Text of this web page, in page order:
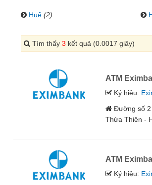
Huế (2)
Tìm thấy 3 kết quả (0.0017 giây)
ATM
Ký hiệu:
Đường số 2
Thừa Thiên -
ATM
Ký hiệu: